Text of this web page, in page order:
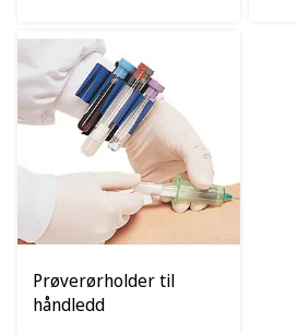
Prøverørholder til
håndledd